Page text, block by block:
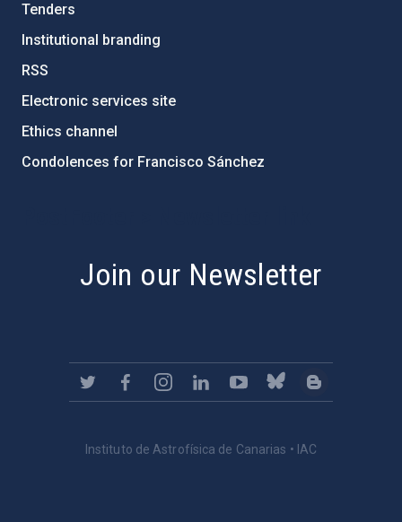
Tenders
Institutional branding
RSS
Electronic services site
Ethics channel
Condolences for Francisco Sánchez
Join our Newsletter
Instituto de Astrofísica de Canarias • IAC